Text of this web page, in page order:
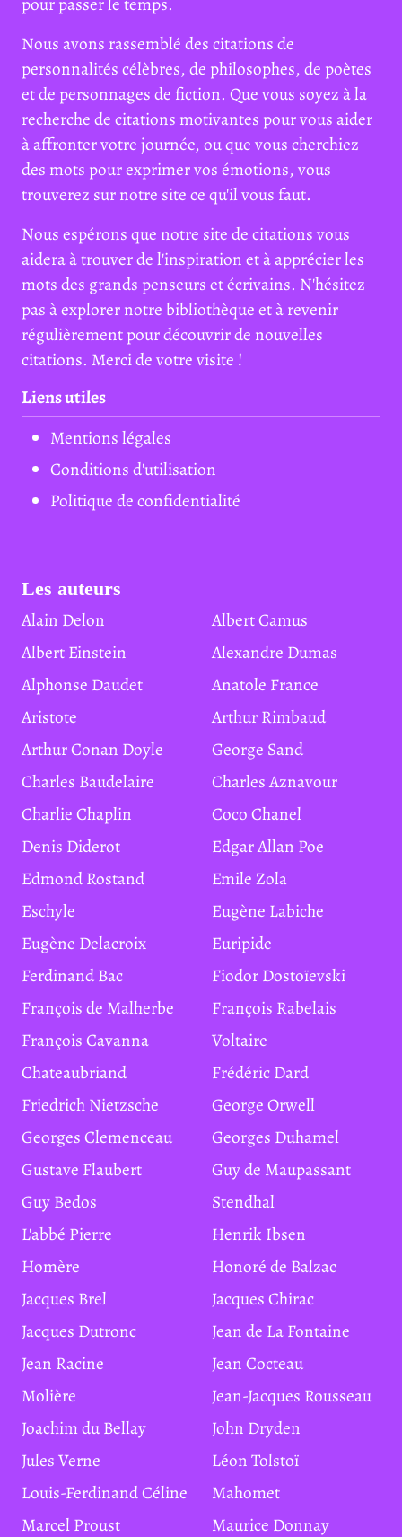
Nous avons rassemblé des citations de
personnalités célèbres, de philosophes, de poètes
et de personnages de fiction. Que vous soyez à la
recherche de citations motivantes pour vous aider
à affronter votre journée, ou que vous cherchiez
des mots pour exprimer vos émotions, vous
trouverez sur notre site ce qu'il vous faut.
Nous espérons que notre site de citations vous
aidera à trouver de l'inspiration et à apprécier les
mots des grands penseurs et écrivains. N'hésitez
pas à explorer notre bibliothèque et à revenir
régulièrement pour découvrir de nouvelles
citations. Merci de votre visite !
Liens utiles
Mentions légales
Conditions d'utilisation
Politique de confidentialité
Les auteurs
Alain Delon
Albert Camus
Albert Einstein
Alexandre Dumas
Alphonse Daudet
Anatole France
Aristote
Arthur Rimbaud
Arthur Conan Doyle
George Sand
Charles Baudelaire
Charles Aznavour
Charlie Chaplin
Coco Chanel
Denis Diderot
Edgar Allan Poe
Edmond Rostand
Emile Zola
Eschyle
Eugène Labiche
Eugène Delacroix
Euripide
Ferdinand Bac
Fiodor Dostoïevski
François de Malherbe
François Rabelais
François Cavanna
Voltaire
Chateaubriand
Frédéric Dard
Friedrich Nietzsche
George Orwell
Georges Clemenceau
Georges Duhamel
Gustave Flaubert
Guy de Maupassant
Guy Bedos
Stendhal
L'abbé Pierre
Henrik Ibsen
Homère
Honoré de Balzac
Jacques Brel
Jacques Chirac
Jacques Dutronc
Jean de La Fontaine
Jean Racine
Jean Cocteau
Molière
Jean-Jacques Rousseau
Joachim du Bellay
John Dryden
Jules Verne
Léon Tolstoï
Louis-Ferdinand Céline
Mahomet
Marcel Proust
Maurice Donnay